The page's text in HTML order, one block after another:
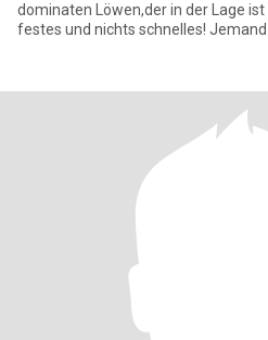
dominaten Löwen,der in der Lage
festes und nichts schnelles!